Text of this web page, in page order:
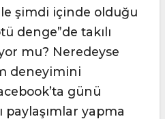
şimdi içinde olduğu
denge”de takılı
mu? Neredeyse
deneyimini
günü
yapma